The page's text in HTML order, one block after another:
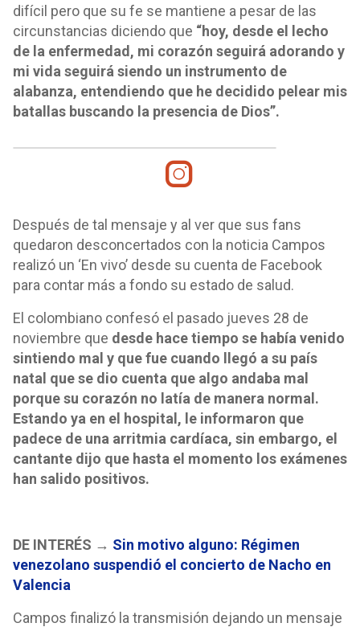
difícil pero que su fe se mantiene a pesar de las
circunstancias diciendo que “hoy, desde el lecho
de la enfermedad, mi corazón seguirá adorando y
mi vida seguirá siendo un instrumento de
alabanza, entendiendo que he decidido pelear mis
batallas buscando la presencia de Dios”.
Después de tal mensaje y al ver que sus fans
quedaron desconcertados con la noticia Campos
realizó un ‘En vivo’ desde su cuenta de Facebook
para contar más a fondo su estado de salud.
El colombiano confesó el pasado jueves 28 de
noviembre que desde hace tiempo se había venido
sintiendo mal y que fue cuando llegó a su país
natal que se dio cuenta que algo andaba mal
porque su corazón no latía de manera normal.
Estando ya en el hospital, le informaron que
padece de una arritmia cardíaca, sin embargo, el
cantante dijo que hasta el momento los exámenes
han salido positivos.
DE INTERÉS → Sin motivo alguno: Régimen
venezolano suspendió el concierto de Nacho en
Valencia
Campos finalizó la transmisión dejando un mensaje